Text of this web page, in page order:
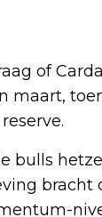
of
maart,
bulls
bracht